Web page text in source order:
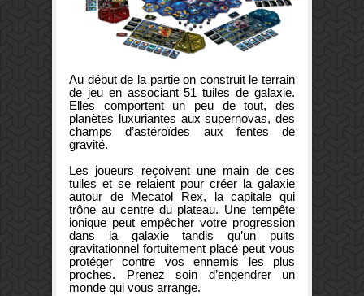
Au début de la partie on construit le terrain
de jeu en associant 51 tuiles de galaxie.
Elles comportent un peu de tout, des
planètes luxuriantes aux supernovas, des
champs d’astéroïdes aux fentes de
gravité.
Les joueurs reçoivent une main de ces
tuiles et se relaient pour créer la galaxie
autour de Mecatol Rex, la capitale qui
trône au centre du plateau. Une tempête
ionique peut empêcher votre progression
dans la galaxie tandis qu’un puits
gravitationnel fortuitement placé peut vous
protéger contre vos ennemis les plus
proches. Prenez soin d’engendrer un
monde qui vous arrange.